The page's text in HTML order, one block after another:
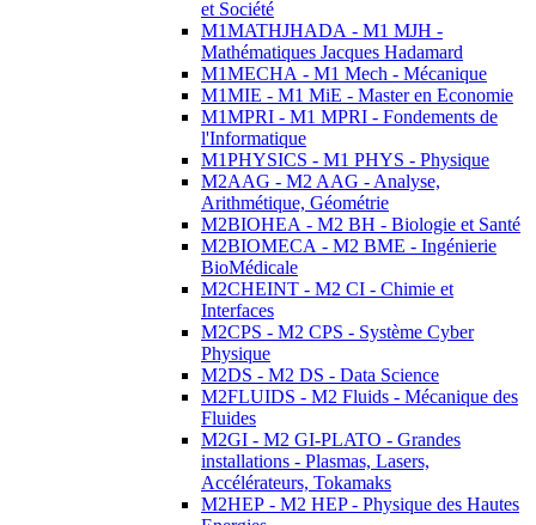
et Société
M1MATHJHADA - M1 MJH -
Mathématiques Jacques Hadamard
M1MECHA - M1 Mech - Mécanique
M1MIE - M1 MiE - Master en Economie
M1MPRI - M1 MPRI - Fondements de
l'Informatique
M1PHYSICS - M1 PHYS - Physique
M2AAG - M2 AAG - Analyse,
Arithmétique, Géométrie
M2BIOHEA - M2 BH - Biologie et Santé
M2BIOMECA - M2 BME - Ingénierie
BioMédicale
M2CHEINT - M2 CI - Chimie et
Interfaces
M2CPS - M2 CPS - Système Cyber
Physique
M2DS - M2 DS - Data Science
M2FLUIDS - M2 Fluids - Mécanique des
Fluides
M2GI - M2 GI-PLATO - Grandes
installations - Plasmas, Lasers,
Accélérateurs, Tokamaks
M2HEP - M2 HEP - Physique des Hautes